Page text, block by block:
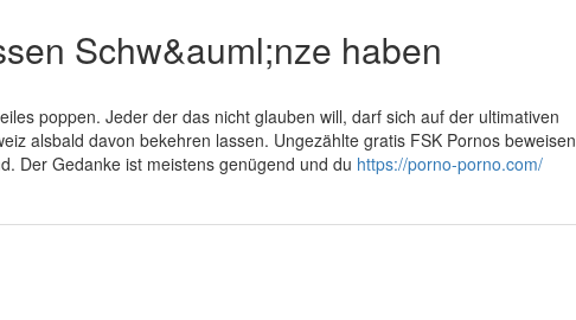
Schw&auml;nze haben
poppen. Jeder der das nicht glauben will, darf sich auf der ultimativen
alsbald davon bekehren lassen. Ungezählte gratis FSK Pornos beweisen
Der Gedanke ist meistens genügend und du https://porno-porno.com/